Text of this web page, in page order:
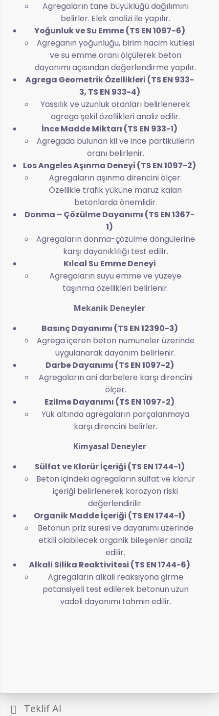
Agregaların tane büyüklüğü dağılımını
belirler. Elek analizi ile yapılır.
Yoğunluk ve Su Emme (TS EN 1097-6)
Agreganın yoğunluğu, birim hacim kütlesi
ve su emme oranı ölçülerek beton
dayanımı açısından değerlendirme yapılır.
Agrega Geometrik Özellikleri (TS EN 933-
3, TS EN 933-4)
Yassılık ve uzunluk oranları belirlenerek
agrega şekil özellikleri analiz edilir.
İnce Madde Miktarı (TS EN 933-1)
Agregada bulunan kil ve ince partiküllerin
oranı belirlenir.
Los Angeles Aşınma Deneyi (TS EN 1097-2)
Agregaların aşınma direncini ölçer.
Özellikle trafik yüküne maruz kalan
betonlarda önemlidir.
Donma – Çözülme Dayanımı (TS EN 1367-
1)
Agregaların donma-çözülme döngülerine
karşı dayanıklılığı test edilir.
Kılcal Su Emme Deneyi
Agregaların suyu emme ve yüzeye
taşınma özellikleri belirlenir.
Mekanik Deneyler
Basınç Dayanımı (TS EN 12390-3)
Agrega içeren beton numuneler üzerinde
uygulanarak dayanım belirlenir.
Darbe Dayanımı (TS EN 1097-2)
Agregaların ani darbelere karşı direncini
ölçer.
Ezilme Dayanımı (TS EN 1097-2)
Yük altında agregaların parçalanmaya
karşı direncini belirler.
Kimyasal Deneyler
Sülfat ve Klorür İçeriği (TS EN 1744-1)
Beton içindeki agregaların sülfat ve klorür
içeriği belirlenerek korozyon riski
değerlendirilir.
Organik Madde İçeriği (TS EN 1744-1)
Betonun priz süresi ve dayanımı üzerinde
etkili olabilecek organik bileşenler analiz
edilir.
Alkali Silika Reaktivitesi (TS EN 1744-6)
Agregaların alkali reaksiyona girme
potansiyeli test edilerek betonun uzun
vadeli dayanımı tahmin edilir.
Teklif Al